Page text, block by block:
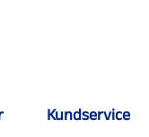
Kundservice